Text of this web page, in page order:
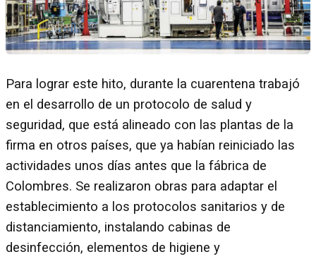
Para lograr este hito, durante la cuarentena trabajó
en el desarrollo de un protocolo de salud y
seguridad, que está alineado con las plantas de la
firma en otros países, que ya habían reiniciado las
actividades unos días antes que la fábrica de
Colombres. Se realizaron obras para adaptar el
establecimiento a los protocolos sanitarios y de
distanciamiento, instalando cabinas de
desinfección, elementos de higiene y